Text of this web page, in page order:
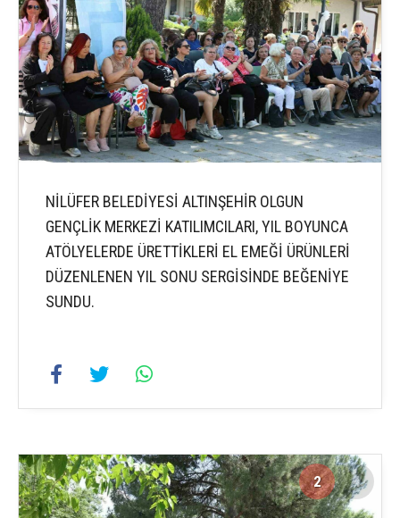
NİLÜFER BELEDİYESİ ALTINŞEHİR OLGUN
GENÇLİK MERKEZİ KATILIMCILARI, YIL BOYUNCA
ATÖLYELERDE ÜRETTİKLERİ EL EMEĞİ ÜRÜNLERİ
DÜZENLENEN YIL SONU SERGİSİNDE BEĞENİYE
SUNDU.
2 4